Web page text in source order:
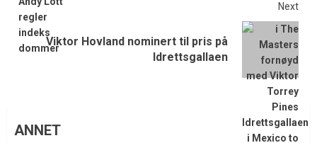
Next
Viktor Hovland nominert til pris på
Idrettsgallaen
ANNET